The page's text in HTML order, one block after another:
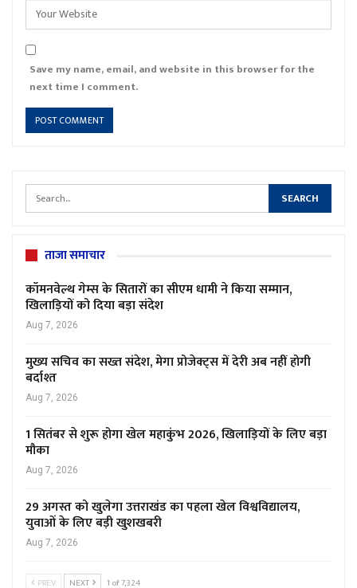
Save my name, email, and website in this browser for the
next time I comment.
ताजा समाचार
कॉमनवेल्थ गेम्स के सितारों का सीएम धामी ने किया सम्मान,
खिलाड़ियों को दिया बड़ा संदेश
Aug 7, 2026
मुख्य सचिव का सख्त संदेश, मेगा प्रोजेक्ट्स में देरी अब नहीं होगी
बर्दाश्त
Aug 7, 2026
1 सितंबर से शुरू होगा खेल महाकुंभ 2026, खिलाड़ियों के लिए बड़ा
मौका
Aug 7, 2026
29 अगस्त को खुलेगा उत्तराखंड का पहला खेल विश्वविद्यालय,
युवाओं के लिए बड़ी खुशखबरी
Aug 7, 2026
PREV NEXT 1 of 7,324